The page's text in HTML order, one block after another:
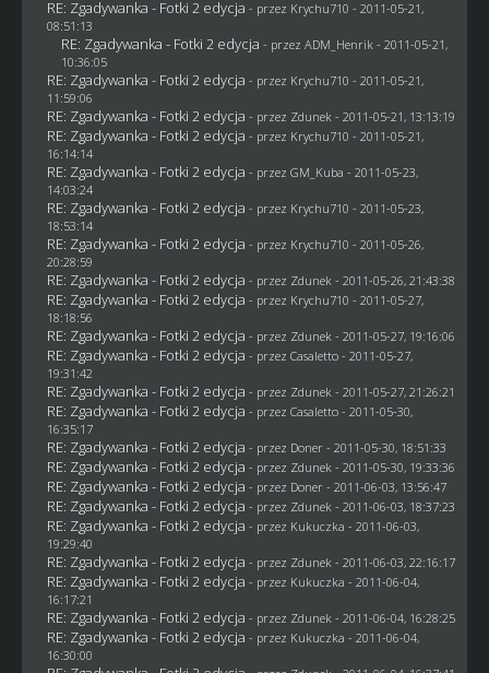
RE: Zgadywanka - Fotki 2 edycja - przez Krychu710 - 2011-05-21,
08:51:13
RE: Zgadywanka - Fotki 2 edycja - przez ADM_Henrik - 2011-05-21,
10:36:05
RE: Zgadywanka - Fotki 2 edycja - przez Krychu710 - 2011-05-21,
11:59:06
RE: Zgadywanka - Fotki 2 edycja - przez Zdunek - 2011-05-21, 13:13:19
RE: Zgadywanka - Fotki 2 edycja - przez Krychu710 - 2011-05-21,
16:14:14
RE: Zgadywanka - Fotki 2 edycja - przez GM_Kuba - 2011-05-23,
14:03:24
RE: Zgadywanka - Fotki 2 edycja - przez Krychu710 - 2011-05-23,
18:53:14
RE: Zgadywanka - Fotki 2 edycja - przez Krychu710 - 2011-05-26,
20:28:59
RE: Zgadywanka - Fotki 2 edycja - przez Zdunek - 2011-05-26, 21:43:38
RE: Zgadywanka - Fotki 2 edycja - przez Krychu710 - 2011-05-27,
18:18:56
RE: Zgadywanka - Fotki 2 edycja - przez Zdunek - 2011-05-27, 19:16:06
RE: Zgadywanka - Fotki 2 edycja - przez Casaletto- 2011-05-27,
19:31:42
RE: Zgadywanka - Fotki 2 edycja - przez Zdunek - 2011-05-27, 21:26:21
RE: Zgadywanka - Fotki 2 edycja - przez Casaletto- 2011-05-30,
16:35:17
RE: Zgadywanka - Fotki 2 edycja - przez Doner- 2011-05-30, 18:51:33
RE: Zgadywanka - Fotki 2 edycja - przez Zdunek - 2011-05-30, 19:33:36
RE: Zgadywanka - Fotki 2 edycja - przez Doner- 2011-06-03, 13:56:47
RE: Zgadywanka - Fotki 2 edycja - przez Zdunek - 2011-06-03, 18:37:23
RE: Zgadywanka - Fotki 2 edycja - przez Kukuczka - 2011-06-03,
19:29:40
RE: Zgadywanka - Fotki 2 edycja - przez Zdunek - 2011-06-03, 22:16:17
RE: Zgadywanka - Fotki 2 edycja - przez Kukuczka - 2011-06-04,
16:17:21
RE: Zgadywanka - Fotki 2 edycja - przez Zdunek - 2011-06-04, 16:28:25
RE: Zgadywanka - Fotki 2 edycja - przez Kukuczka - 2011-06-04,
16:30:00